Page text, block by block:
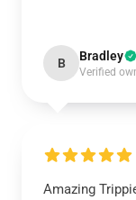
B Bradley
Verified
Amazing